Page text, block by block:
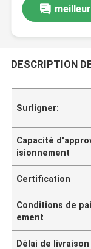
DESCRIPTION
Surligner:
Capacité
isionnement
Certification
Conditions de pai
ement
Délai de livraison